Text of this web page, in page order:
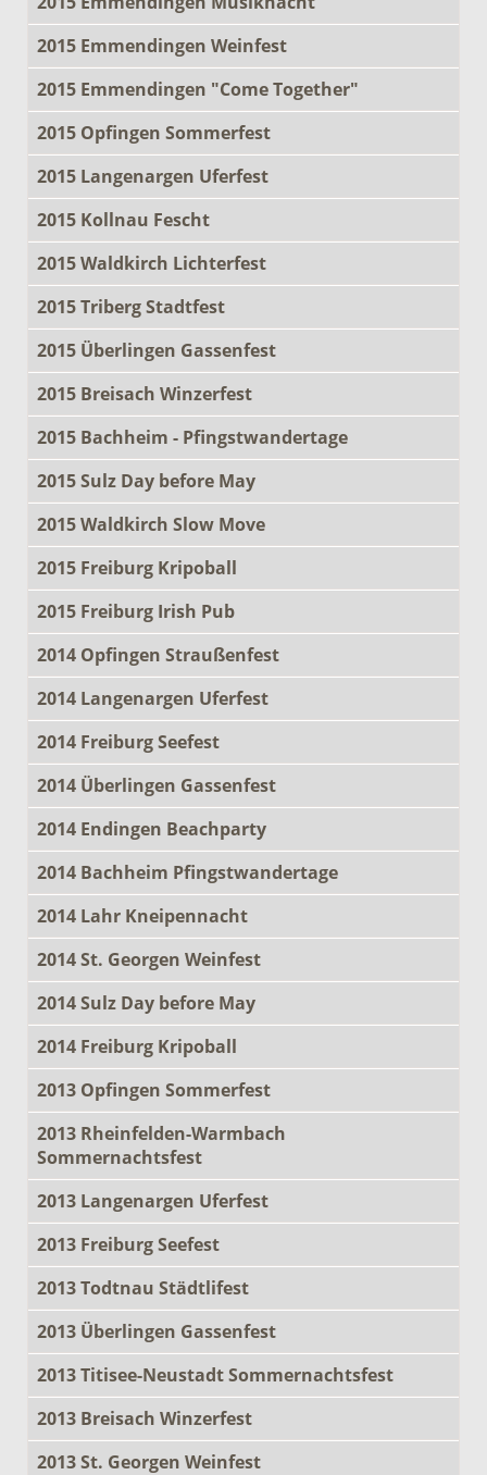
2015 Emmendingen Weinfest
2015 Emmendingen "Come Together"
2015 Opfingen Sommerfest
2015 Langenargen Uferfest
2015 Kollnau Fescht
2015 Waldkirch Lichterfest
2015 Triberg Stadtfest
2015 Überlingen Gassenfest
2015 Breisach Winzerfest
2015 Bachheim - Pfingstwandertage
2015 Sulz Day before May
2015 Waldkirch Slow Move
2015 Freiburg Kripoball
2015 Freiburg Irish Pub
2014 Opfingen Straußenfest
2014 Langenargen Uferfest
2014 Freiburg Seefest
2014 Überlingen Gassenfest
2014 Endingen Beachparty
2014 Bachheim Pfingstwandertage
2014 Lahr Kneipennacht
2014 St. Georgen Weinfest
2014 Sulz Day before May
2014 Freiburg Kripoball
2013 Opfingen Sommerfest
2013 Rheinfelden-Warmbach
Sommernachtsfest
2013 Langenargen Uferfest
2013 Freiburg Seefest
2013 Todtnau Städtlifest
2013 Überlingen Gassenfest
2013 Titisee-Neustadt Sommernachtsfest
2013 Breisach Winzerfest
2013 St. Georgen Weinfest